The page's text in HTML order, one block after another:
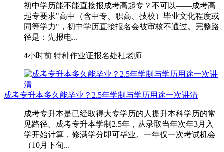
初中学历能不能直接报成考高起专？不可以——成考高
起专要求"高中（含中专、职高、技校）毕业文化程度或
同等学力"，初中学历直接报名会被审核不通过。完整路
径是：先报电...
4小时前 特种作业证报名处杜老师
成考专升本多久能毕业？2.5年学制与学历用途一次讲清
成考专升本是已经取得大专学历的人提升本科学历的常
见路径。成考专升本学制2.5年，从录取当年次年3月入
学开始计算，修满学分即可毕业。一年仅一次考试机会
（10月下旬...